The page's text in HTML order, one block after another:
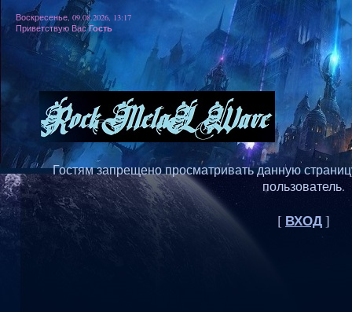
Воскресенье, 09.08.2026, 13:17
Приветствую Вас Гость
Гостям запрещено просматривать данную
пользователь.
[ ВХОД]